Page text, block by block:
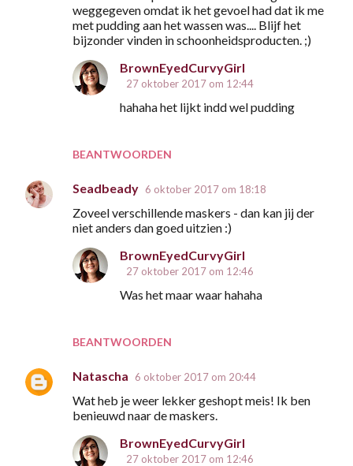
weggegeven omdat ik het gevoel had dat ik me
met pudding aan het wassen was.... Blijf het
bijzonder vinden in schoonheidsproducten. ;)
BEANTWOORDEN
BrownEyedCurvyGirl
27 oktober 2017 om 12:44
hahaha het lijkt indd wel pudding
Seadbeady 6 oktober 2017 om 18:18
Zoveel verschillende maskers - dan kan jij der
niet anders dan goed uitzien :)
BEANTWOORDEN
BrownEyedCurvyGirl
27 oktober 2017 om 12:46
Was het maar waar hahaha
Natascha 6 oktober 2017 om 20:44
Wat heb je weer lekker geshopt meis! Ik ben
benieuwd naar de maskers.
BrownEyedCurvyGirl
27 oktober 2017 om 12:46